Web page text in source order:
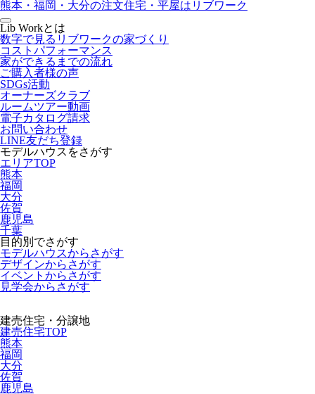
熊本・福岡・大分の注文住宅・平屋はリブワーク
Lib Workとは
数字で見るリブワークの家づくり
コストパフォーマンス
家ができるまでの流れ
ご購入者様の声
SDGs活動
オーナーズクラブ
ルームツアー動画
電子カタログ請求
お問い合わせ
LINE友だち登録
モデルハウスをさがす
エリアTOP
熊本
福岡
大分
佐賀
鹿児島
千葉
目的別でさがす
モデルハウスからさがす
デザインからさがす
イベントからさがす
見学会からさがす
建売住宅・分譲地
建売住宅TOP
熊本
福岡
大分
佐賀
鹿児島